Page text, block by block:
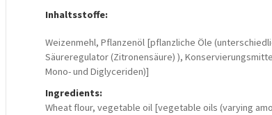
Inhaltsstoffe:
Weizenmehl, Pflanzenöl [pflanzliche Öle
Säureregulator (Zitronensäure) ),
Mono- und Diglyceriden)]
Ingredients:
Wheat flour, vegetable oil [vegetable oils (varying